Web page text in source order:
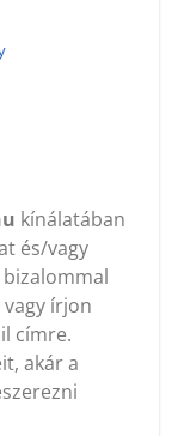
kínálatában
és/vagy
írjon
címre.
akár a